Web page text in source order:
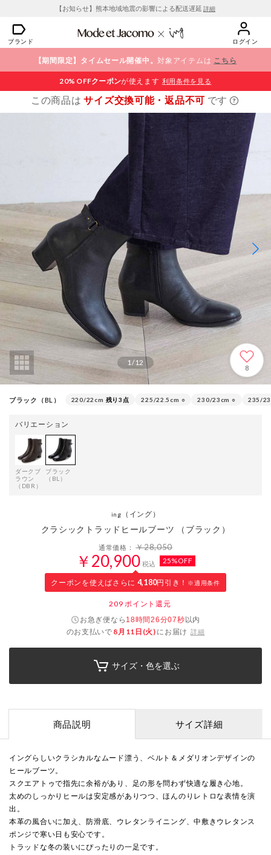
【お知らせ】熊本地域地震の影響による配送遅延 詳細
ブランド ログイン
【期間限定】タイムセール開催中。対象アイテムは こちら
20% OFFクーポンが使えます 利用条件を見る
この商品はサイズ交換可能・返品不可 です
1/12
8
ブラック（BL） 220/22cm 残り3点 225/22.5cm ○ 230/23cm ○ 235/
バリエーション
ダークブ
ラウン
（DBR）
ブラック
（BL）
ing （イング）
クラシックトラッドヒールブーツ （ブラック）
通常価格：￥28,050
￥20,900 税込 25%OFF
クーポンを使えばさらに 4,180円引き！ ※適用条件
209 ポイント還元
お急ぎ便なら 18時間26分06秒以内
のお支払いで 8月11日(火) にお届け 詳細
サイズ・色を選ぶ
商品説明 サイズ詳細
イングらしいクラシカルなムード漂う、ベルト＆メダリオンデザインの
ヒールブーツ。
スクエアトゥで指先に余裕があり、足の形を問わず快適な履き心地。
太めのしっかりヒールは安定感がありつつ、ほんのりレトロな表情を演
出。
本革の風合いに加え、防滑底、ウレタンライニング、中敷きウレタンス
ポンジで寒い日も安心です。
トラッドな冬の装いにぴったりの一足です。